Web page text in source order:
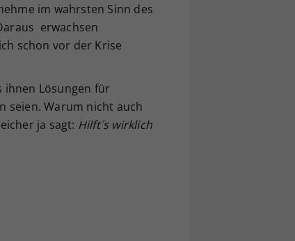
im wahrsten Sinn des
erwachsen
schon vor der Krise
ihnen Lösungen für
seien. Warum nicht auch
ja sagt: Hilft´s wirklich